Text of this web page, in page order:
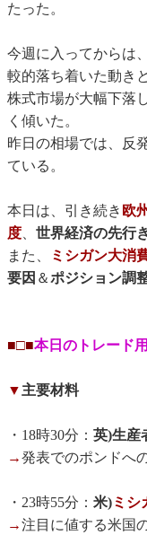
たった。
今週に入ってからは
較的落ち着いた動き
株式市場が大幅下落
く傾いた。
昨日の相場では、反
ている。
本日は、引き続き 欧
度、 世界経済の先行
また、
ミシガン大消
要因 ＆ポジション調
■□■本日のトレード
▼主要材料
・18時30分： 英)生産
→発表でのポンドへ
・23時55分： 米)ミシ
→注目に値する米国